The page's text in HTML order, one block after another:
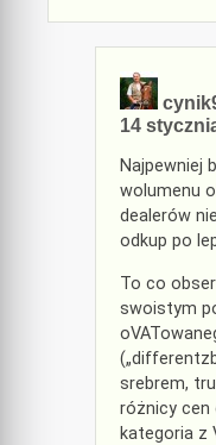
14
Najpewniej
wolumenu
dealerów
odkup po
To co
swoistym
srebrem,
różnicy cen
kategoria z